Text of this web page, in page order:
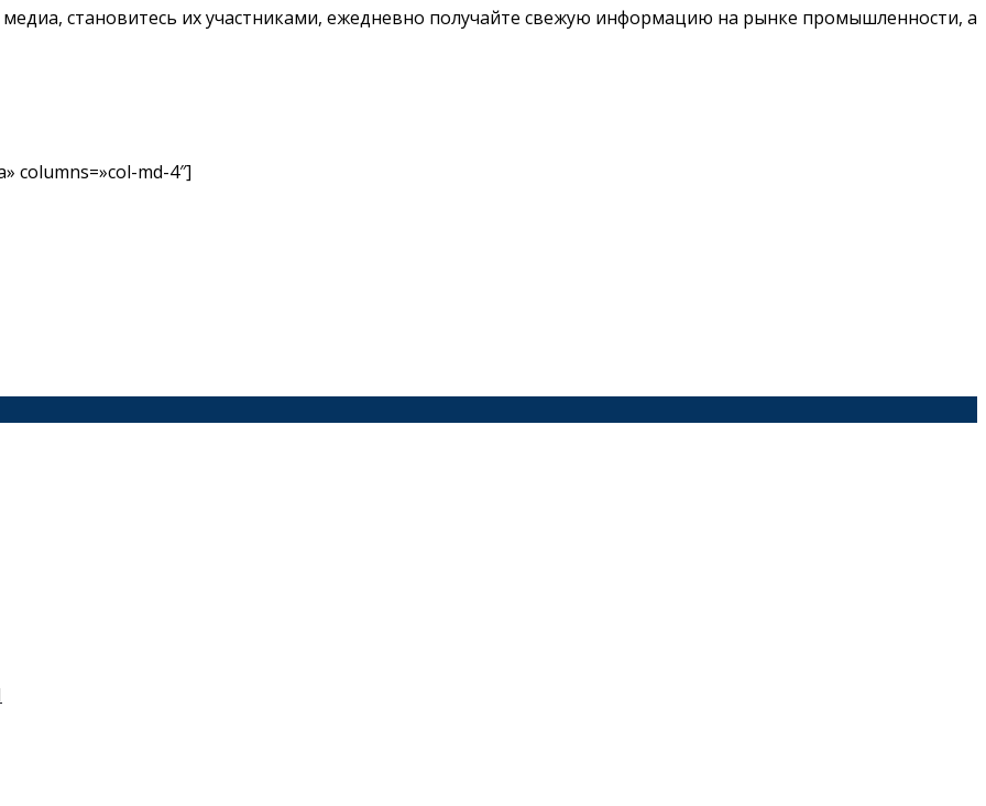
становитесь их участниками, ежедневно получайте свежую информацию на рынке промышленности, а
columns=»col-md-4″]